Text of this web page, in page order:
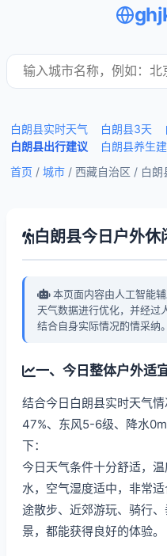
白朗县实时天气 白朗县3天
白朗县出行建议
白朗县养生
首页 / 城市 / 西藏自治区 / 白朗
白朗县今日户外休
本页面内容由人工智能
天气数据进行优化，并经过
结合自身实际情况酌情采纳。
一、今日整体户外适
结合今日白朗县实时天气
47%、东风5-6级、降水
下：
今日天气条件十分舒适，
水，空气湿度适中，非常
途散步、近郊游玩、骑行
景，都能获得良好的体验。